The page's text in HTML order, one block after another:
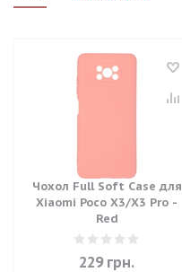
Чохол Full Soft Case для
Xiaomi Poco X3/X3 Pro -
Red
229грн.